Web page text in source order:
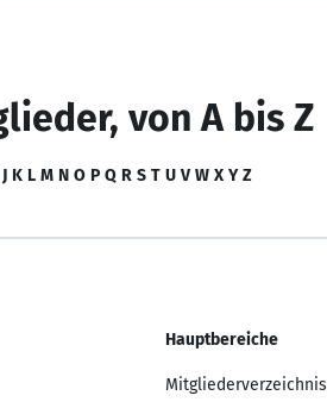
von A bis Z
J K L M N O P Q R S T U V W X Y Z
Hauptbereiche
Mitgliederverzeichnis